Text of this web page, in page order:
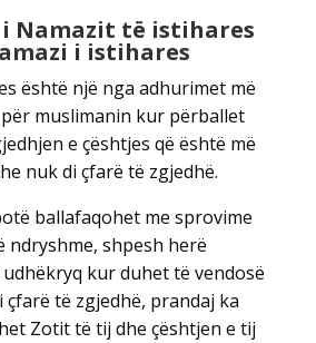
Namazit të istihares
i istihares
është një nga adhurimet më
muslimanin kur përballet
e çështjes që është më
nuk di çfarë të zgjedhë.
ballafaqohet me sprovime
ndryshme, shpesh herë
kur duhet të vendosë
çfarë të zgjedhë, prandaj ka
Zotit të tij dhe çështjen e tij